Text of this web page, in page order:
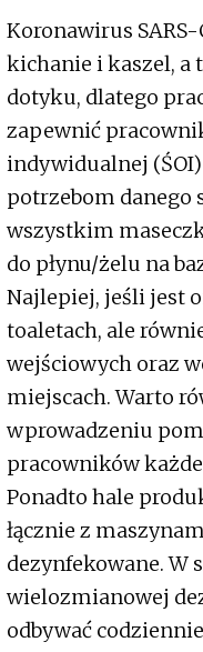
Koronawirus
kichanie i kaszel, a
dotyku, dlatego
zapewnić
indywidualnej
potrzebom danego
wszystkim
do płynu/żelu na
Najlepiej, jeśli jest
toaletach, ale
wejściowych oraz
miejscach. Warto
wprowadzeniu
pracowników
Ponadto hale
łącznie z
dezynfekowane. W
wielozmianowej
odbywać